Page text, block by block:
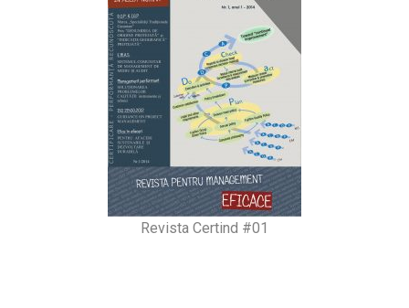
Revista Certind #01